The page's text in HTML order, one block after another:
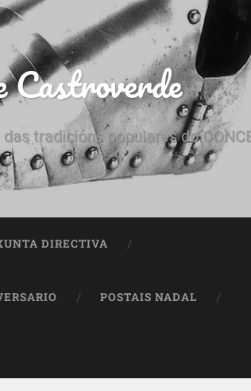
Castroverde
tradicións populares do
DIRECTIVA
POSTAIS NADAL